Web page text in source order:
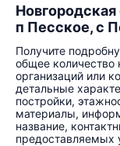
п Песское, с
Получите
общее количество
организаций или
детальные
постройки,
материалы,
название,
предоставляемых